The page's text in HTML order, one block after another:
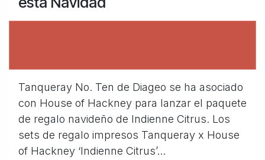
Tanqueray No. Ten de Diageo se ha asociado
con House of Hackney para lanzar el paquete
de regalo navideño de Indienne Citrus. Los
sets de regalo impresos Tanqueray x House
of Hackney ‘Indienne Citrus’...